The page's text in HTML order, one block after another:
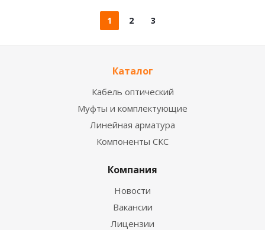
1 2 3
Каталог
Кабель оптический
Муфты и комплектующие
Линейная арматура
Компоненты СКС
Компания
Новости
Вакансии
Лицензии